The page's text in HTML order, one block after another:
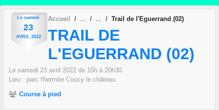
Le samedi
23
AVRIL 2022
Accueil Trail de l'Eguerrand (02)
TRAIL DE
L'EGUERRAND (02)
Le samedi 23 avril 2022 de 15h à 20h30
Lieu : parc l'hermite Coucy le château
Course à pied